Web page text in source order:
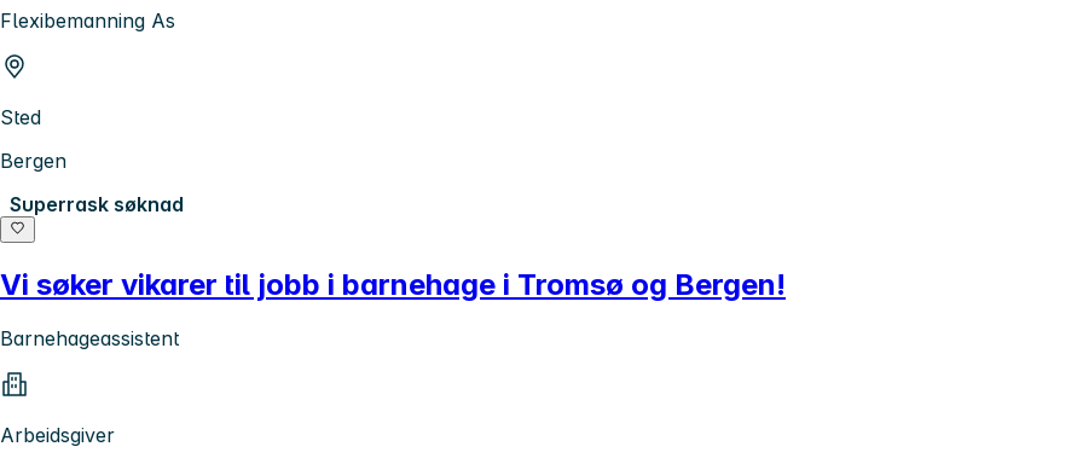
Flexibemanning As
Sted
Bergen
Superrask søknad
Vi søker vikarer til jobb i barnehage i Tromsø og Bergen!
Barnehageassistent
Arbeidsgiver